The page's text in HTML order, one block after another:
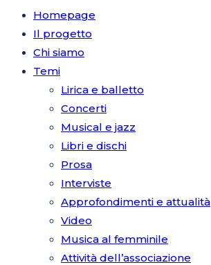
Homepage
Il progetto
Chi siamo
Temi
Lirica e balletto
Concerti
Musical e jazz
Libri e dischi
Prosa
Interviste
Approfondimenti e attualità
Video
Musica al femminile
Attività dell’associazione